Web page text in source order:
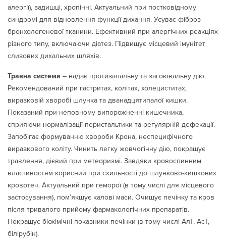
алергії), задишці, хропінні. Актуальний при постковідному
синдромі для відновлення функції дихання. Усуває фіброз
бронхолегеневої тканини. Ефективний при алергічних реакціях
різного типу, включаючи діатез. Підвищує місцевий імунітет
слизових дихальних шляхів.
Травна система – надає протизапальну та загоювальну дію.
Рекомендований при гастритах, колітах, холециститах,
виразковій хворобі шлунка та дванадцятипалої кишки.
Показаний при неповному випорожненні кишечника,
сприяючи нормалізації перистальтики та регулярній дефекації.
Запобігає формуванню хвороби Крона, неспецифічного
виразкового коліту. Чинить легку жовчогінну дію, покращує
травлення, дієвий при метеоризмі. Завдяки кровоспинним
властивостям корисний при схильності до шлунково-кишкових
кровотеч. Актуальний при геморої (в тому числі для місцевого
застосування), пом’якшує калові маси. Очищує печінку та кров
після тривалого прийому фармакологічних препаратів.
Покращує біохімічні показники печінки (в тому числі АлТ, АсТ,
білірубін).